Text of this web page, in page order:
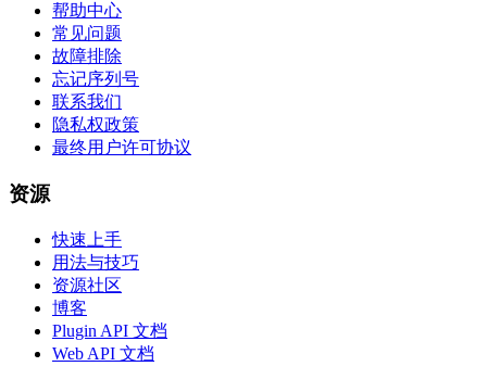
帮助中心
常见问题
故障排除
忘记序列号
联系我们
隐私权政策
最终用户许可协议
资源
快速上手
用法与技巧
资源社区
博客
Plugin API 文档
Web API 文档